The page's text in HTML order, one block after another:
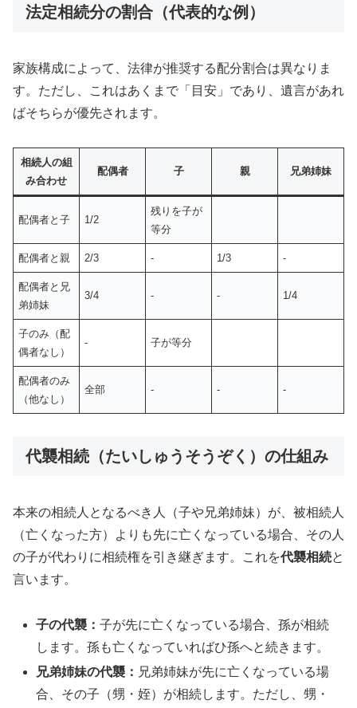
法定相続分の割合（代表的な例）
家族構成によって、法律が推奨する配分割合は異なりま
す。ただし、これはあくまで「目安」であり、遺言があれ
ばそちらが優先されます。
相続人の組
み合わせ
配偶者 子 親 兄弟姉妹
配偶者と子 1/2
残りを子が
等分
配偶者と親 2/3 ‐ 1/3 ‐
配偶者と兄
弟姉妹
3/4 ‐ ‐ 1/4
子のみ（配
偶者なし）
‐ 子が等分
配偶者のみ
（他なし）
全部 ‐ ‐ ‐
代襲相続（たいしゅうそうぞく）の仕組み
本来の相続人となるべき人（子や兄弟姉妹）が、被相続人
（亡くなった方）よりも先に亡くなっている場合、その人
の子が代わりに相続権を引き継ぎます。これを代襲相続と
言います。
子の代襲：子が先に亡くなっている場合、孫が相続
します。孫も亡くなっていればひ孫へと続きます。
兄弟姉妹の代襲： 兄弟姉妹が先に亡くなっている場
合、その子（甥・姪）が相続します。ただし、甥・